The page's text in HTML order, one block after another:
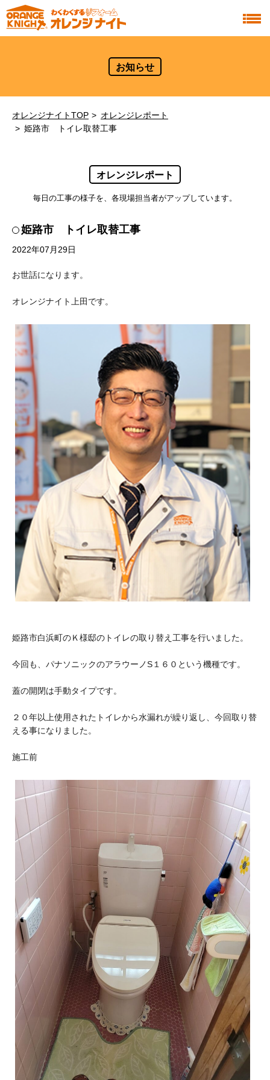
お知らせ
オレンジナイトTOP
オレンジレポート
姫路市 トイレ取替工事
オレンジレポート
毎日の工事の様子を、各現場担当者がアップしています。
姫路市 トイレ取替工事
2022年07月29日
お世話になります。
オレンジナイト上田です。
姫路市白浜町のＫ様邸のトイレの取り替え工事を行いました。
今回も、パナソニックのアラウーノS１６０という機種です。
蓋の開閉は手動タイプです。
２０年以上使用されたトイレから水漏れが繰り返し、今回取り替
える事になりました。
施工前